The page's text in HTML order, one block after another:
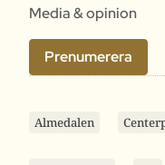
Media & opinion
Prenumerera
Almedalen